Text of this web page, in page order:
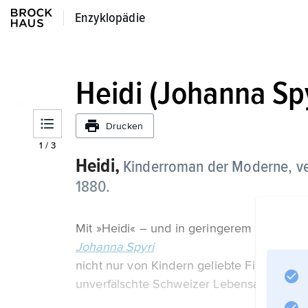
Enzyklopädie
Enzyklopädie
1 / 3
Heidi (Johanna
Drucken
Heidi, Kinderroman der Moderne,
1880.
Mit »Heidi« – und in geringerem Ausmaß
Johanna Spyri
nicht nur von Kindern geliebte Figuren,
unverfälschte Schweizer Lebensart und